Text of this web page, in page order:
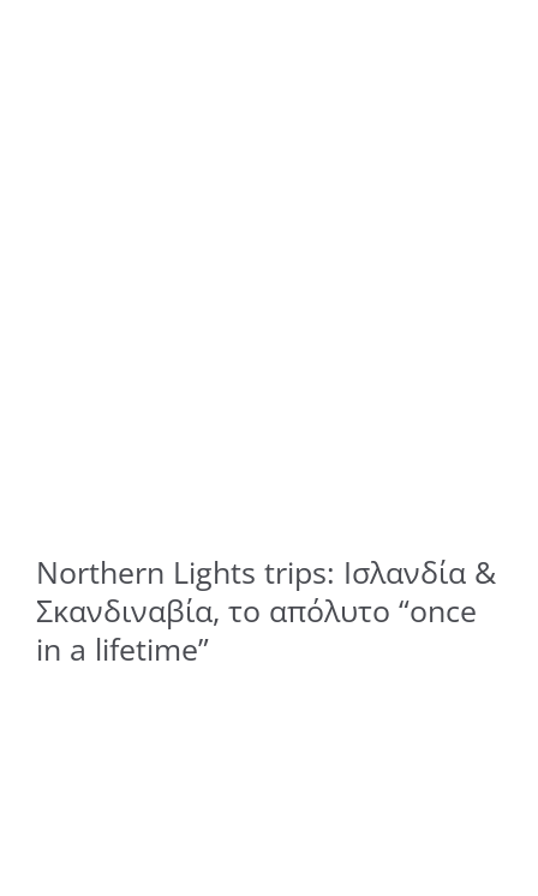
Northern Lights trips: Ισλανδία &
Σκανδιναβία, το απόλυτο “once
in a lifetime”